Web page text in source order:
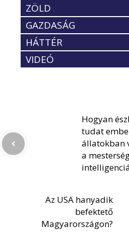
ZÖLD
GAZDASÁG
HÁTTÉR
VIDEÓ
Hogyan
tudat
állatokban
a
Az USA hanyadik
befektető
Magyarországon?